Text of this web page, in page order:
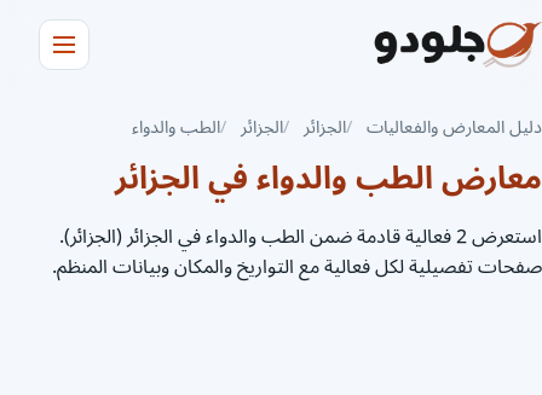
دليل المعارض والفعاليات الجزائر الجزائر الطب والدواء
معارض الطب والدواء في الجزائر
استعرض 2 فعالية قادمة ضمن الطب والدواء في الجزائر (الجزائر).
صفحات تفصيلية لكل فعالية مع التواريخ والمكان وبيانات المنظم.